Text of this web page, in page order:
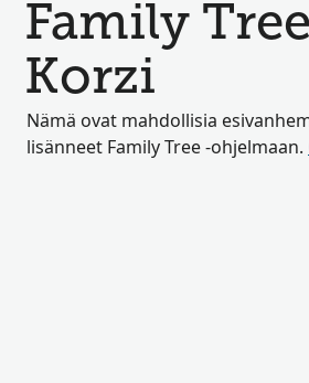
Family
Korzi
Nämä ovat mahdollisia
lisänneet Family Tree -ohjelmaan.